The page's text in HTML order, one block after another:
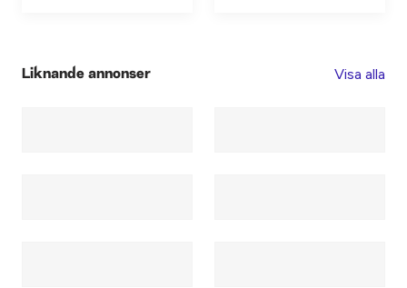
Liknande annonser Visa alla